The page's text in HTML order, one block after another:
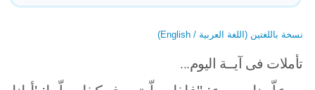
نسخة باللغتين (اللغة العربية / English)
تأملات فى آيــة اليوم...